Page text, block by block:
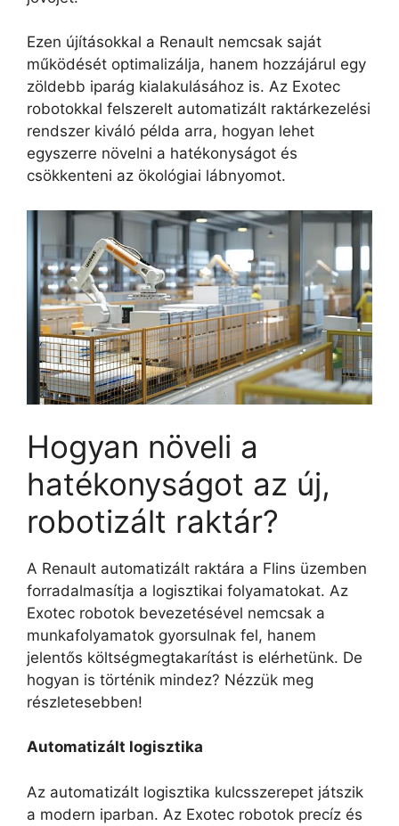
Ezen újításokkal a Renault nemcsak saját
működését optimalizálja, hanem hozzájárul egy
zöldebb iparág kialakulásához is. Az Exotec
robotokkal felszerelt automatizált raktárkezelési
rendszer kiváló példa arra, hogyan lehet
egyszerre növelni a hatékonyságot és
csökkenteni az ökológiai lábnyomot.
Hogyan növeli a
hatékonyságot az új,
robotizált raktár?
A Renault automatizált raktára a Flins üzemben
forradalmasítja a logisztikai folyamatokat. Az
Exotec robotok bevezetésével nemcsak a
munkafolyamatok gyorsulnak fel, hanem
jelentős költségmegtakarítást is elérhetünk. De
hogyan is történik mindez? Nézzük meg
részletesebben!
Automatizált logisztika
Az automatizált logisztika kulcsszerepet játszik
a modern iparban. Az Exotec robotok precíz és